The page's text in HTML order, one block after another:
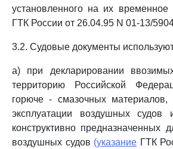
установленного на их временное
ГТК России от 26.04.95 N 01-13/
3.2. Судовые документы
а) при декларировании
территорию Российской
горюче - смазочных
эксплуатации воздушных
конструктивно предназначенных
воздушных судов (указание ГТК